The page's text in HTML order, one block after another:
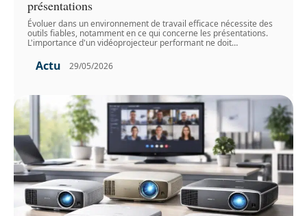
présentations
Évoluer dans un environnement de travail efficace nécessite des
outils fiables, notamment en ce qui concerne les présentations.
L'importance d'un vidéoprojecteur performant ne doit…
Actu 29/05/2026